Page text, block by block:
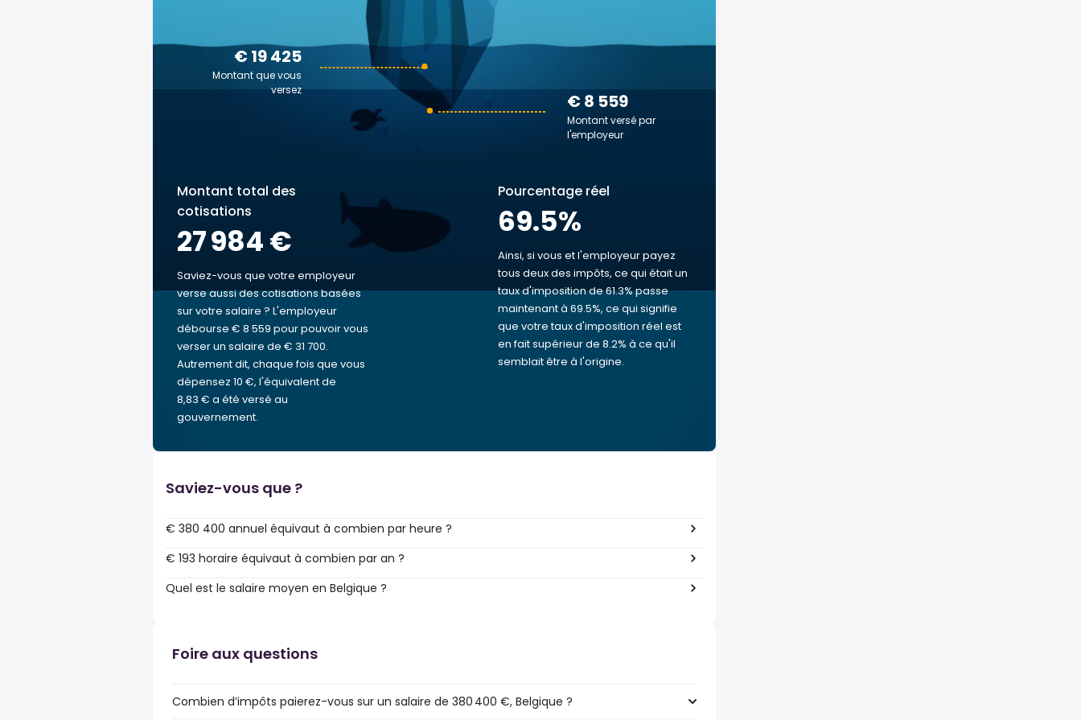
€ 8 559
Montant versé par
l'employeur
€ 19 425
Montant que vous
versez
Montant total des
cotisations
27 984 €
Saviez-vous que votre employeur
verse aussi des cotisations basées
sur votre salaire ? L'employeur
débourse € 8 559 pour pouvoir vous
verser un salaire de € 31 700.
Autrement dit, chaque fois que vous
dépensez 10 €, l'équivalent de
8,83 € a été versé au
gouvernement.
Pourcentage réel
69.5%
Ainsi, si vous et l'employeur payez
tous deux des impôts, ce qui était un
taux d'imposition de 61.3% passe
maintenant à 69.5%, ce qui signifie
que votre taux d'imposition réel est
en fait supérieur de 8.2% à ce qu'il
semblait être à l'origine.
Saviez-vous que ?
€ 380 400 annuel équivaut à combien par heure ?
€ 193 horaire équivaut à combien par an ?
Quel est le salaire moyen en Belgique ?
Foire aux questions
Combien d’impôts paierez-vous sur un salaire de 380 400 €, Belgique ?